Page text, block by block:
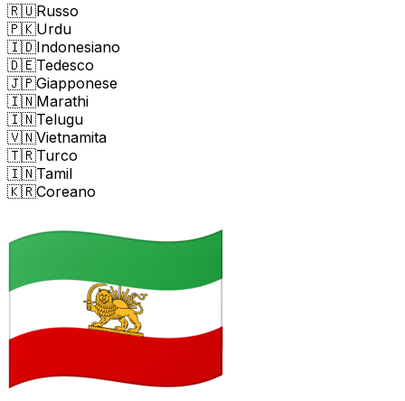
🇷🇺Russo
🇵🇰Urdu
🇮🇩Indonesiano
🇩🇪Tedesco
🇯🇵Giapponese
🇮🇳Marathi
🇮🇳Telugu
🇻🇳Vietnamita
🇹🇷Turco
🇮🇳Tamil
🇰🇷Coreano